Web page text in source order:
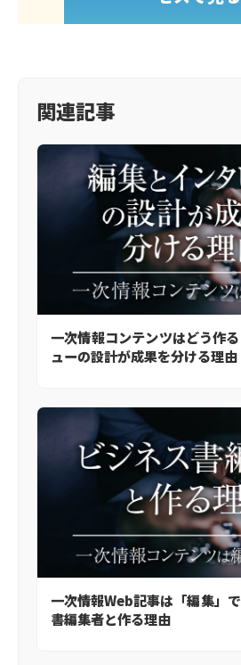
関連記事
一次情報コンテンツはどう作
ューの設計が成果を分ける理由
一次情報Web記事は「編集」
書編集者と作る理由